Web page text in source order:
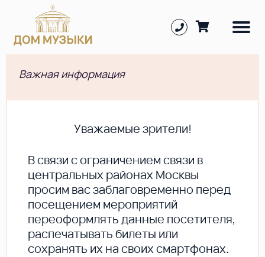
Важная информация
Уважаемые зрители!
В cвязи с ограничением связи в
центральных районах Москвы
просим вас заблаговременно перед
посещением мероприятий
переоформлять данные посетителя,
распечатывать билеты или
сохранять их на своих смартфонах.